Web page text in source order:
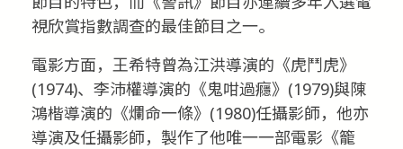
視欣賞指數調查的最佳節目之一。
電影方面，王希特曾為江洪導演的《虎鬥虎》
(1974)、李沛權導演的《鬼咁過癮》(1979)與陳
鴻楷導演的《爛命一條》(1980)任攝影師，他亦
導演及任攝影師，製作了他唯一一部電影《籠